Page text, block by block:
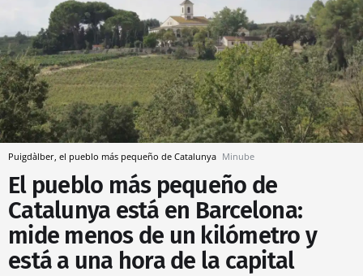
Puigdàlber, el pueblo más pequeño de Catalunya Minube
El pueblo más pequeño de
Catalunya está en Barcelona:
mide menos de un kilómetro y
está a una hora de la capital